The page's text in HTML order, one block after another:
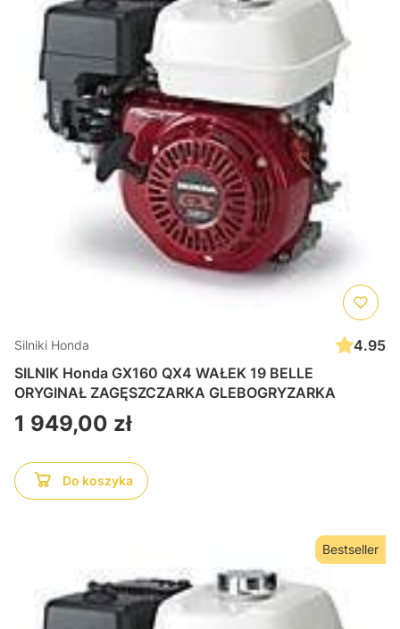
Silniki Honda
4.95
SILNIK Honda GX160 QX4 WAŁEK 19 BELLE
ORYGINAŁ ZAGĘSZCZARKA GLEBOGRYZARKA
Cena
1 949,00 zł
Do koszyka
Bestseller